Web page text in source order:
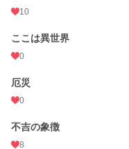
年間ポイント
10
ここは異世界
0
厄災
0
不吉の象徴
8